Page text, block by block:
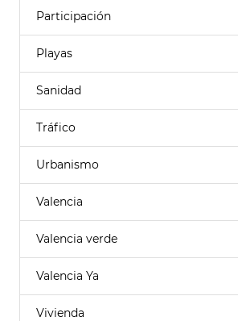
Participación
Playas
Sanidad
Tráfico
Urbanismo
Valencia
Valencia verde
Valencia Ya
Vivienda